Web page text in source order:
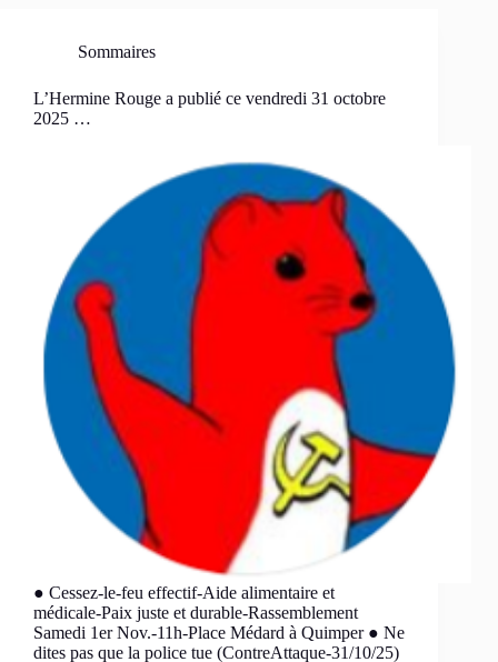
Sommaires
L’Hermine Rouge a publié ce vendredi 31 octobre
2025 …
● Cessez-le-feu effectif-Aide alimentaire et
médicale-Paix juste et durable-Rassemblement
Samedi 1er Nov.-11h-Place Médard à Quimper ● Ne
dites pas que la police tue (ContreAttaque-31/10/25)